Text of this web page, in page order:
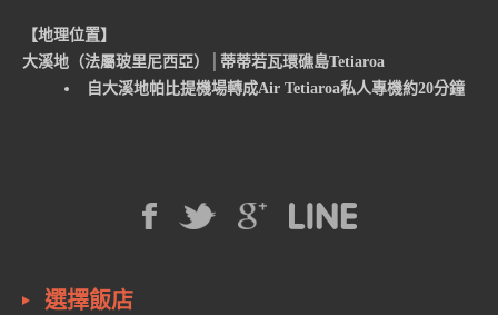
【地理位置】
大溪地（法屬玻里尼西亞）│蒂蒂若瓦環礁島Tetiaroa
自大溪地帕比提機場轉成Air Tetiaroa私人專機約20分鐘
選擇飯店